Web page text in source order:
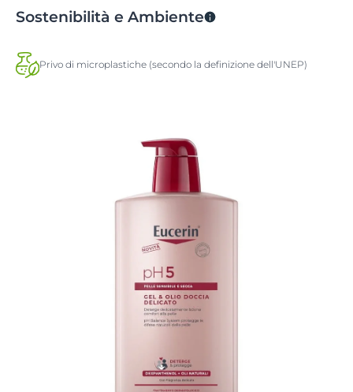
Sostenibilità e Ambiente
Privo di microplastiche (secondo la definizione dell'UNEP)